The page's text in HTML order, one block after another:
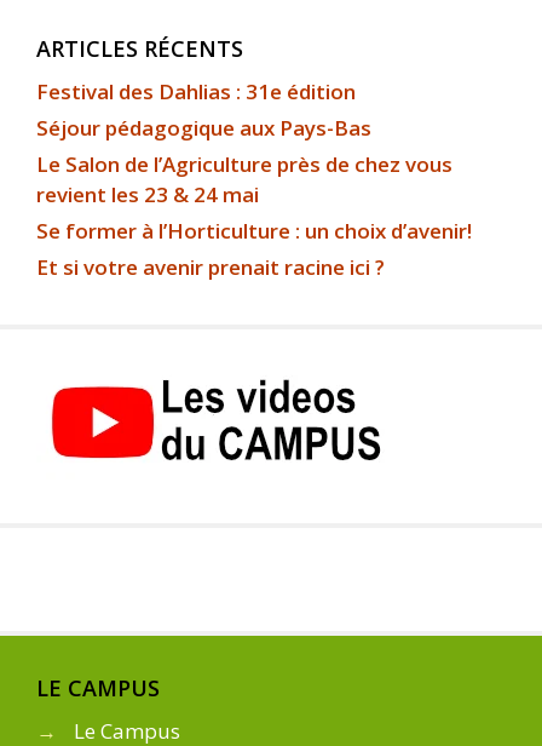
ARTICLES RÉCENTS
Festival des Dahlias : 31e édition
Séjour pédagogique aux Pays-Bas
Le Salon de l’Agriculture près de chez vous
revient les 23 & 24 mai
Se former à l’Horticulture : un choix d’avenir!
Et si votre avenir prenait racine ici ?
LE CAMPUS
→
Le Campus